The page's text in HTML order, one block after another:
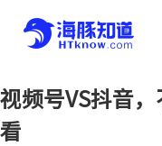
视频号VS抖音
看